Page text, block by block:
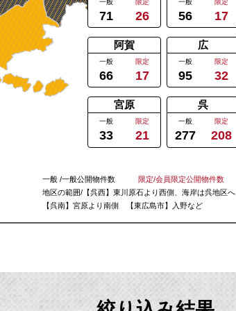
呉
一般
277
限定
208
宮原
一般
33
限定
21
広
一般
95
限定
32
阿賀
一般
66
限定
17
56 17
71 26
一般 /一般公開物件数 限定/会員限定公開物件数
地区の範囲/【呉西】東川原石より西側、海岸は呉地区へ
【呉南】宮原より南側 【東広島市】入野など